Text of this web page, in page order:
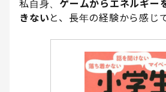
私自身、 ゲームからエネルギー
きない と、長年の経験から感じ